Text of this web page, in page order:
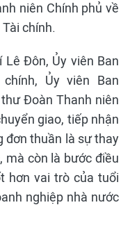
niên Chính phủ về
chính.
Lê Đôn, Ủy viên Ban
Ủy viên Ban
Đoàn Thanh niên
giao, tiếp nhận
đơn thuần là sự thay
mà còn là bước điều
hơn vai trò của tuổi
nghiệp nhà nước